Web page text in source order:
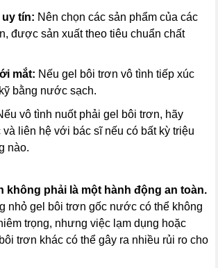
tín: Nên chọn các sản phẩm của các
được sản xuất theo tiêu chuẩn chất
mắt: Nếu gel bôi trơn vô tình tiếp xúc
bằng nước sạch.
vô tình nuốt phải gel bôi trơn, hãy
liên hệ với bác sĩ nếu có bất kỳ triệu
nào.
không phải là một hành động an toàn.
nhỏ gel bôi trơn gốc nước có thể không
trọng, nhưng việc lạm dụng hoặc
trơn khác có thể gây ra nhiều rủi ro cho